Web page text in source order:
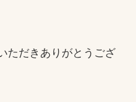
ただきありがとうござ